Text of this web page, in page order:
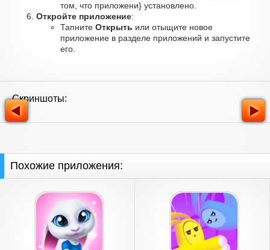
том, что приложени} установлено.
Откройте приложение:
Тапните Открыть или отыщите новое
приложение в разделе приложений и запустите
его.
Скриншоты:
Похожие приложения: